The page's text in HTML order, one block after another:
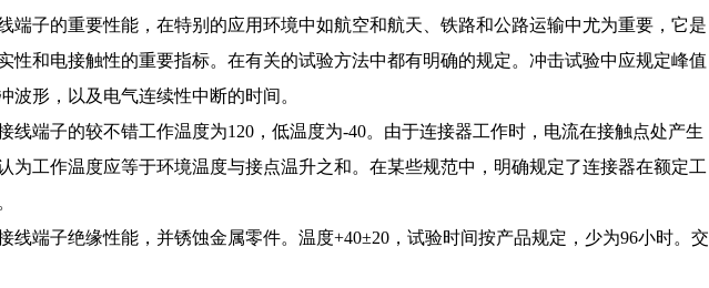
端子的重要性能，在特别的应用环境中如航空和航天、铁路和公路运输中尤为重要，它是
性和电接触性的重要指标。在有关的试验方法中都有明确的规定。冲击试验中应规定峰值
波形，以及电气连续性中断的时间。
线端子的较不错工作温度为120，低温度为-40。由于连接器工作时，电流在接触点处产生
为工作温度应等于环境温度与接点温升之和。在某些规范中，明确规定了连接器在额定工
线端子绝缘性能，并锈蚀金属零件。温度+40±20，试验时间按产品规定，少为96小时。交